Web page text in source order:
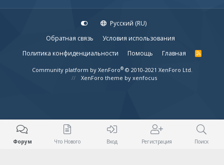
Русский (RU)
Обратная связь
Условия использования
Политика конфиденциальности
Помощь Главная
R
S
Community platform by XenForo® © 2010-2021 XenForo Ltd.
XenForo theme by xenfocus
Форум Что Нового Вход Регистрация Поиск